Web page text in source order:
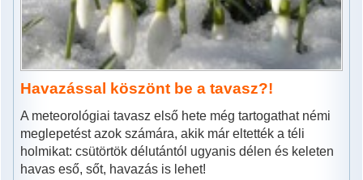
Havazással köszönt be a tavasz?!
A meteorológiai tavasz első hete még tartogathat némi
meglepetést azok számára, akik már eltették a téli
holmikat: csütörtök délutántól ugyanis délen és keleten
havas eső, sőt, havazás is lehet!